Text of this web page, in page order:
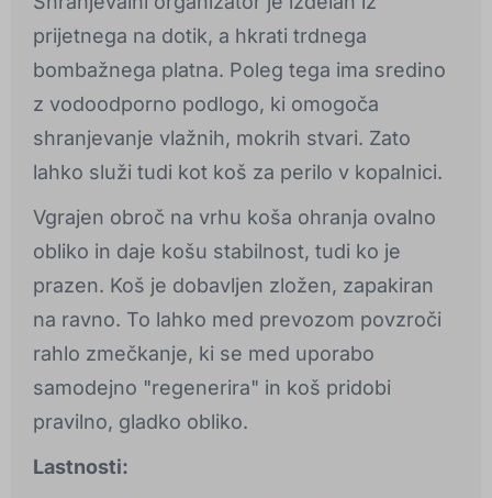
prijetnega na dotik, a hkrati trdnega
bombažnega platna. Poleg tega ima sredino
z vodoodporno podlogo, ki omogoča
shranjevanje vlažnih, mokrih stvari. Zato
lahko služi tudi kot koš za perilo v kopalnici.
Vgrajen obroč na vrhu koša ohranja ovalno
obliko in daje košu stabilnost, tudi ko je
prazen. Koš je dobavljen zložen, zapakiran
na ravno. To lahko med prevozom povzroči
rahlo zmečkanje, ki se med uporabo
samodejno "regenerira" in koš pridobi
pravilno, gladko obliko.
Lastnosti: